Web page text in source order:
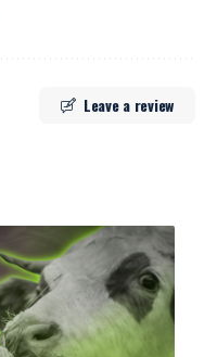
Leave a review